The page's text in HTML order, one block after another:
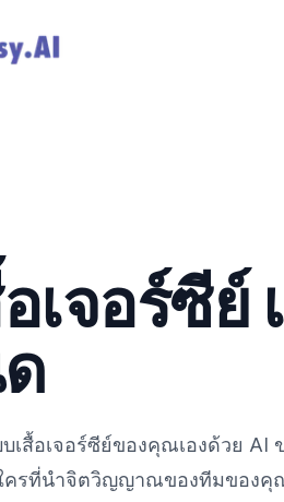
เจอร์ซีย์
เสื้อเจอร์ซีย์ของคุณเองด้วย AI
ครที่นำจิตวิญญาณของทีมของคุ